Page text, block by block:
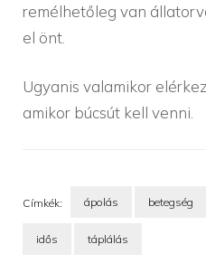
remélhetőleg van
el önt.
Ugyanis valamikor
amikor búcsút kell venni.
Címkék: ápolás betegség
idős táplálás